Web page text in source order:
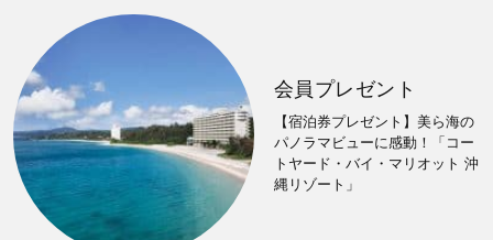
会員プレゼント
【宿泊券プレゼント】美ら海の
パノラマビューに感動！「コー
トヤード・バイ・マリオット 沖
縄リゾート」